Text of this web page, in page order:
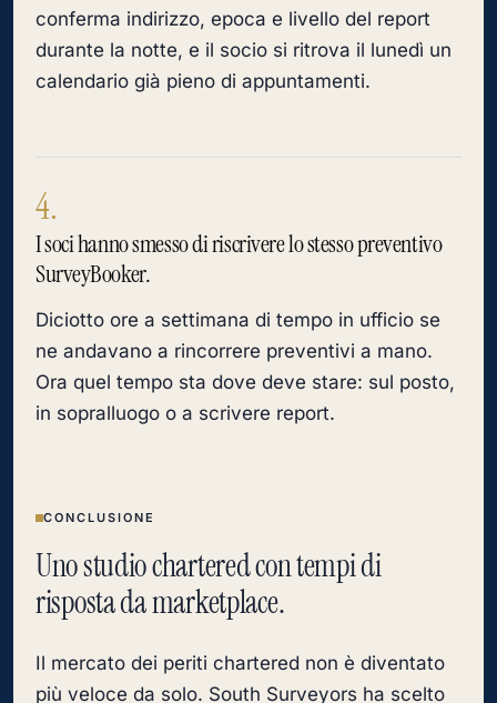
conferma indirizzo, epoca e livello del report
durante la notte, e il socio si ritrova il lunedì un
calendario già pieno di appuntamenti.
4.
I soci hanno smesso di riscrivere lo stesso preventivo
SurveyBooker.
Diciotto ore a settimana di tempo in ufficio se
ne andavano a rincorrere preventivi a mano.
Ora quel tempo sta dove deve stare: sul posto,
in sopralluogo o a scrivere report.
CONCLUSIONE
Uno studio chartered con tempi di
risposta da marketplace.
Il mercato dei periti chartered non è diventato
più veloce da solo. South Surveyors ha scelto